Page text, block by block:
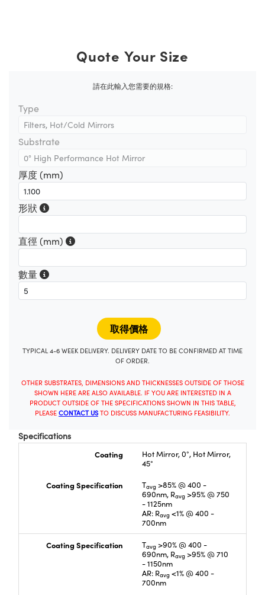
Quote Your Size
請在此輸入您需要的規格:
Type
Substrate
厚度 (mm)
形狀
直徑 (mm)
數量
TYPICAL 4-6 WEEK DELIVERY. DELIVERY DATE TO BE CONFIRMED AT TIME
OF ORDER.
OTHER SUBSTRATES, DIMENSIONS AND THICKNESSES OUTSIDE OF THOSE
SHOWN HERE ARE ALSO AVAILABLE. IF YOU ARE INTERESTED IN A
PRODUCT OUTSIDE OF THE SPECIFICATIONS SHOWN IN THIS TABLE,
PLEASE CONTACT USTO DISCUSS MANUFACTURING FEASIBILITY.
Specifications
Coating
Hot Mirror, 0°, Hot Mirror,
45°
Coating Specification
Tavg >85% @ 400 -
690nm, Ravg >95% @ 750
- 1125nm
AR: Ravg <1% @ 400 -
700nm
Coating Specification Tavg >90% @ 400 -
690nm, Ravg >95% @ 710
- 1150nm
AR: Ravg <1% @ 400 -
700nm